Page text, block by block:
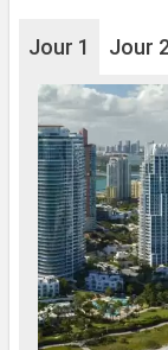
Jour 1 Jour